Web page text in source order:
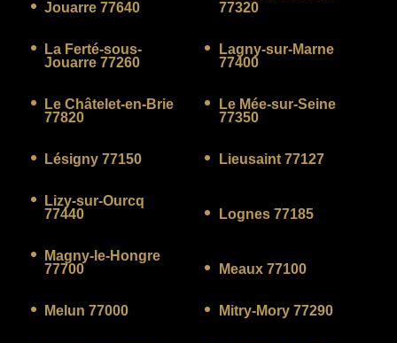
Jouarre 77640
77320
La Ferté-sous-
Jouarre 77260
Lagny-sur-Marne
77400
Le Châtelet-en-Brie
77820
Le Mée-sur-Seine
77350
Lésigny 77150 Lieusaint 77127
Lizy-sur-Ourcq
77440
Lognes 77185
Magny-le-Hongre
77700
Meaux 77100
Melun 77000 Mitry-Mory 77290